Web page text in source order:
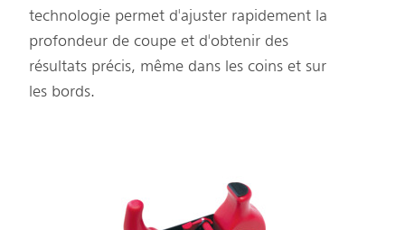
technologie permet d'ajuster rapidement la
profondeur de coupe et d'obtenir des
résultats précis, même dans les coins et sur
les bords.